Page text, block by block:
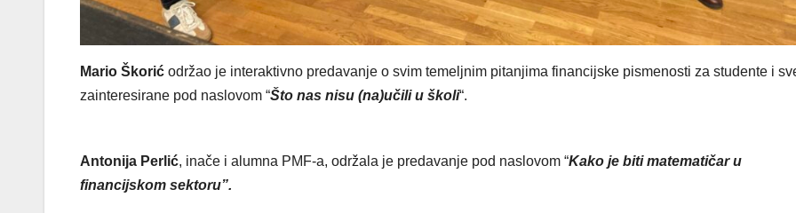
Mario Škorić održao je interaktivno predavanje o svim temeljnim pitanjima financijske pismenosti za studente i
zainteresirane pod naslovom “Što nas nisu (na)učili u školi“.
Antonija Perlić, inače i alumna PMF-a, održala je predavanje pod naslovom “Kako je biti matematičar u
financijskom sektoru”.